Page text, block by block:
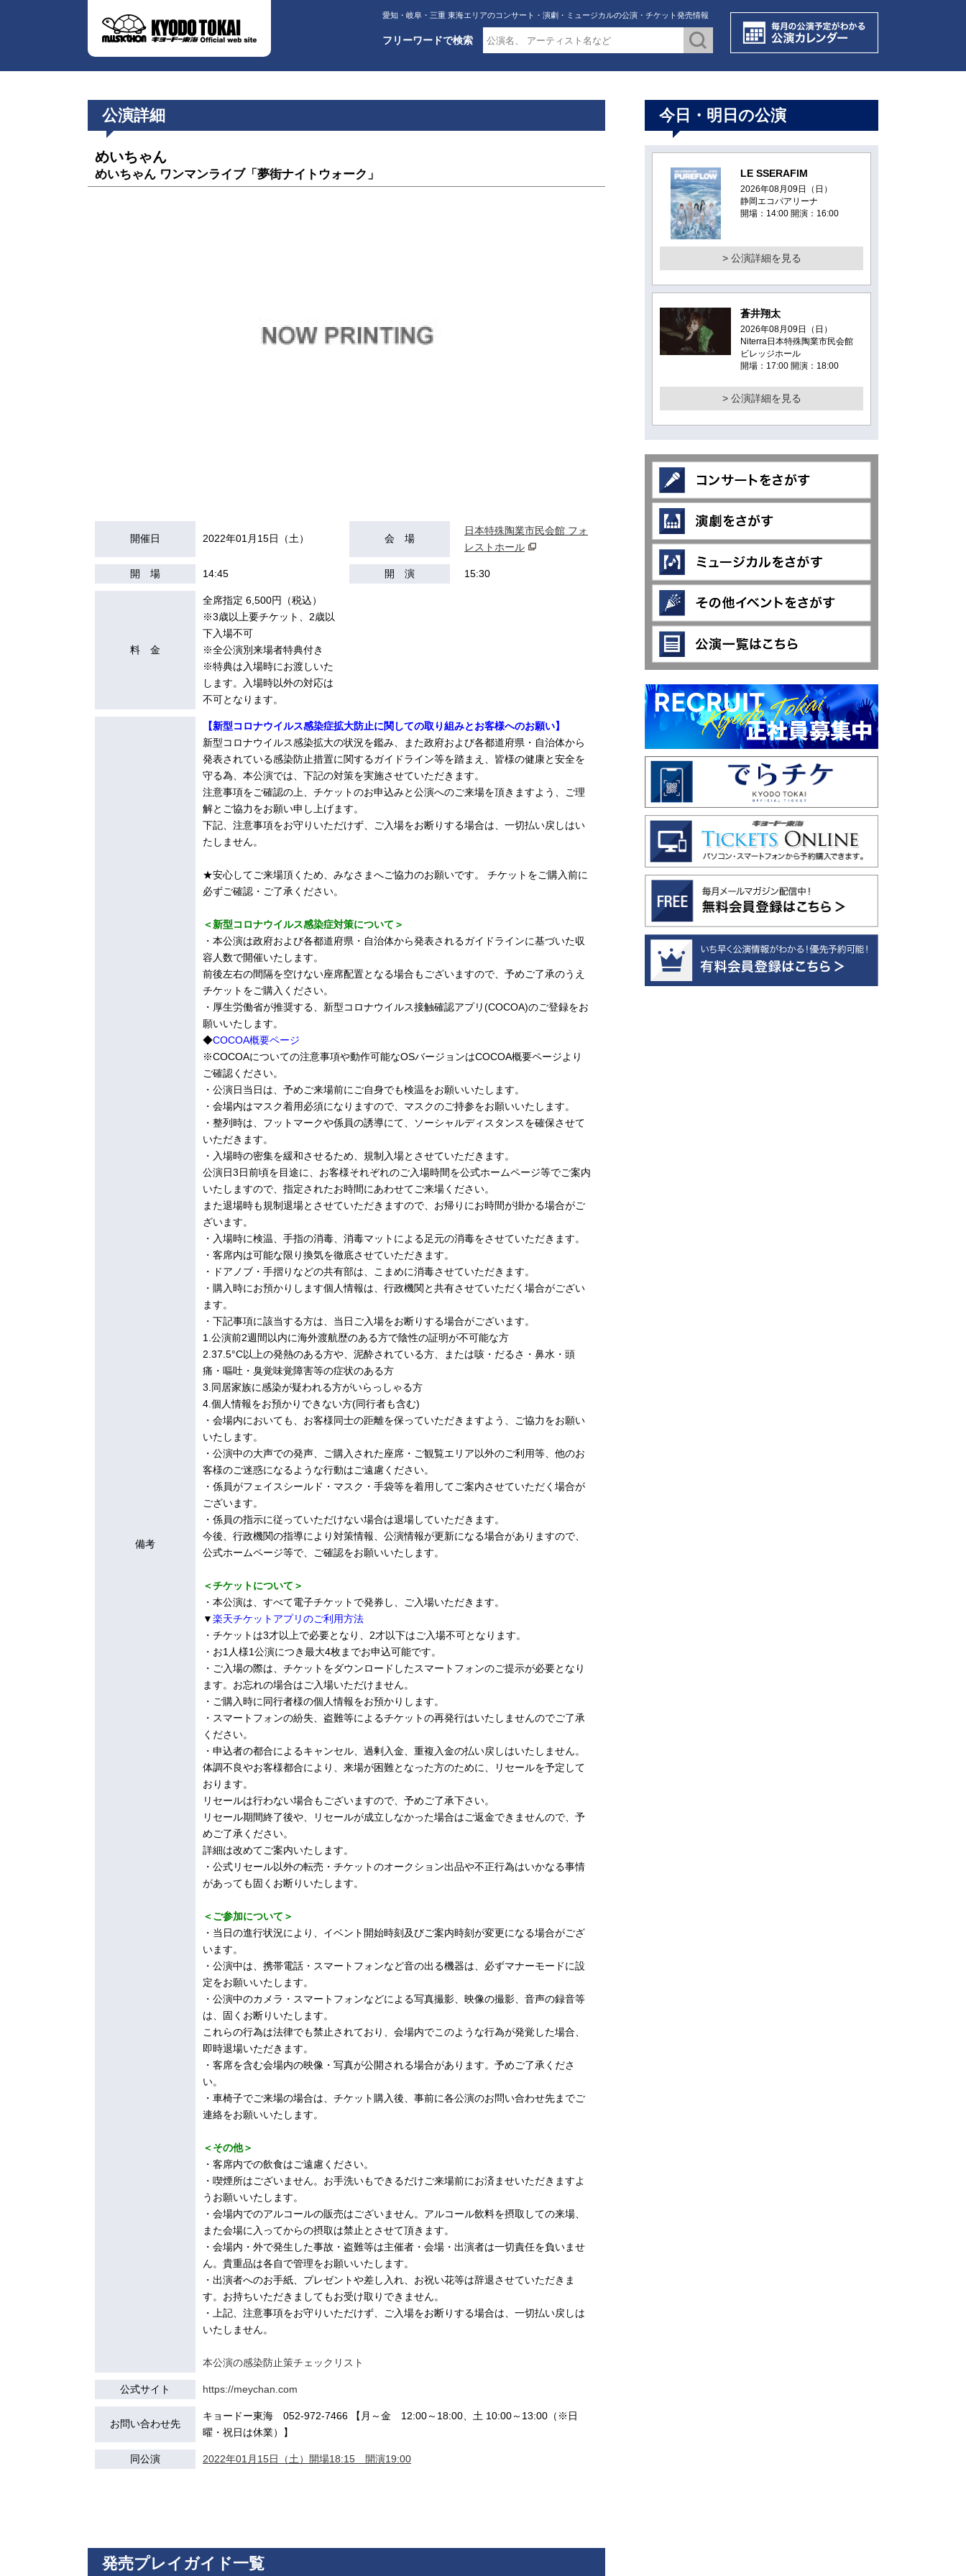
愛知・岐阜・三重 東海エリアのコンサート・演劇・ミュージカルの公演・チケット発売情報
フリーワードで検索
公演詳細
めいちゃん
めいちゃん ワンマンライブ「夢街ナイトウォーク」
開催日 2022年01月15日（土） 会 場
日本特殊陶業市民会館 フォ
レストホール
開 場 14:45 開 演 15:30
料 金
全席指定 6,500円（税込）
※3歳以上要チケット、2歳以
下入場不可
※全公演別来場者特典付き
※特典は入場時にお渡しいた
します。入場時以外の対応は
不可となります。
備考
【新型コロナウイルス感染症拡大防止に関しての取り組みとお客様へのお願い】
新型コロナウイルス感染拡大の状況を鑑み、また政府および各都道府県・自治体から
発表されている感染防止措置に関するガイドライン等を踏まえ、皆様の健康と安全を
守る為、本公演では、下記の対策を実施させていただきます。
注意事項をご確認の上、チケットのお申込みと公演へのご来場を頂きますよう、ご理
解とご協力をお願い申し上げます。
下記、注意事項をお守りいただけず、ご入場をお断りする場合は、一切払い戻しはい
たしません。
★安心してご来場頂くため、みなさまへご協力のお願いです。 チケットをご購入前に
必ずご確認・ご了承ください。
＜新型コロナウイルス感染症対策について＞
・本公演は政府および各都道府県・自治体から発表されるガイドラインに基づいた収
容人数で開催いたします。
前後左右の間隔を空けない座席配置となる場合もございますので、予めご了承のうえ
チケットをご購入ください。
・厚生労働省が推奨する、新型コロナウイルス接触確認アプリ(COCOA)のご登録をお
願いいたします。
◆COCOA概要ページ
※COCOAについての注意事項や動作可能なOSバージョンはCOCOA概要ページより
ご確認ください。
・公演日当日は、予めご来場前にご自身でも検温をお願いいたします。
・会場内はマスク着用必須になりますので、マスクのご持参をお願いいたします。
・整列時は、フットマークや係員の誘導にて、ソーシャルディスタンスを確保させて
いただきます。
・入場時の密集を緩和させるため、規制入場とさせていただきます。
公演日3日前頃を目途に、お客様それぞれのご入場時間を公式ホームページ等でご案内
いたしますので、指定されたお時間にあわせてご来場ください。
また退場時も規制退場とさせていただきますので、お帰りにお時間が掛かる場合がご
ざいます。
・入場時に検温、手指の消毒、消毒マットによる足元の消毒をさせていただきます。
・客席内は可能な限り換気を徹底させていただきます。
・ドアノブ・手摺りなどの共有部は、こまめに消毒させていただきます。
・購入時にお預かりします個人情報は、行政機関と共有させていただく場合がござい
ます。
・下記事項に該当する方は、当日ご入場をお断りする場合がございます。
1.公演前2週間以内に海外渡航歴のある方で陰性の証明が不可能な方
2.37.5°C以上の発熱のある方や、泥酔されている方、または咳・だるさ・鼻水・頭
痛・嘔吐・臭覚味覚障害等の症状のある方
3.同居家族に感染が疑われる方がいらっしゃる方
4.個人情報をお預かりできない方(同行者も含む)
・会場内においても、お客様同士の距離を保っていただきますよう、ご協力をお願い
いたします。
・公演中の大声での発声、ご購入された座席・ご観覧エリア以外のご利用等、他のお
客様のご迷惑になるような行動はご遠慮ください。
・係員がフェイスシールド・マスク・手袋等を着用してご案内させていただく場合が
ございます。
・係員の指示に従っていただけない場合は退場していただきます。
今後、行政機関の指導により対策情報、公演情報が更新になる場合がありますので、
公式ホームページ等で、ご確認をお願いいたします。
＜チケットについて＞
・本公演は、すべて電子チケットで発券し、ご入場いただきます。
▼楽天チケットアプリのご利用方法
・チケットは3才以上で必要となり、2才以下はご入場不可となります。
・お1人様1公演につき最大4枚までお申込可能です。
・ご入場の際は、チケットをダウンロードしたスマートフォンのご提示が必要となり
ます。お忘れの場合はご入場いただけません。
・ご購入時に同行者様の個人情報をお預かりします。
・スマートフォンの紛失、盗難等によるチケットの再発行はいたしませんのでご了承
ください。
・申込者の都合によるキャンセル、過剰入金、重複入金の払い戻しはいたしません。
体調不良やお客様都合により、来場が困難となった方のために、リセールを予定して
おります。
リセールは行わない場合もございますので、予めご了承下さい。
リセール期間終了後や、リセールが成立しなかった場合はご返金できませんので、予
めご了承ください。
詳細は改めてご案内いたします。
・公式リセール以外の転売・チケットのオークション出品や不正行為はいかなる事情
があっても固くお断りいたします。
＜ご参加について＞
・当日の進行状況により、イベント開始時刻及びご案内時刻が変更になる場合がござ
います。
・公演中は、携帯電話・スマートフォンなど音の出る機器は、必ずマナーモードに設
定をお願いいたします。
・公演中のカメラ・スマートフォンなどによる写真撮影、映像の撮影、音声の録音等
は、固くお断りいたします。
これらの行為は法律でも禁止されており、会場内でこのような行為が発覚した場合、
即時退場いただきます。
・客席を含む会場内の映像・写真が公開される場合があります。予めご了承くださ
い。
・車椅子でご来場の場合は、チケット購入後、事前に各公演のお問い合わせ先までご
連絡をお願いいたします。
＜その他＞
・客席内での飲食はご遠慮ください。
・喫煙所はございません。お手洗いもできるだけご来場前にお済ませいただきますよ
うお願いいたします。
・会場内でのアルコールの販売はございません。アルコール飲料を摂取しての来場、
また会場に入ってからの摂取は禁止とさせて頂きます。
・会場内・外で発生した事故・盗難等は主催者・会場・出演者は一切責任を負いませ
ん。貴重品は各自で管理をお願いいたします。
・出演者へのお手紙、プレゼントや差し入れ、お祝い花等は辞退させていただきま
す。お持ちいただきましてもお受け取りできません。
・上記、注意事項をお守りいただけず、ご入場をお断りする場合は、一切払い戻しは
いたしません。
本公演の感染防止策チェックリスト
公式サイト https://meychan.com
お問い合わせ先
キョードー東海 052-972-7466 【月～金 12:00～18:00、土 10:00～13:00（※日
曜・祝日は休業）】
同公演 2022年01月15日（土）開場18:15 開演19:00
発売プレイガイド一覧
今日・明日の公演
LE SSERAFIM
2026年08月09日（日）
静岡エコパアリーナ
開場：14:00 開演：16:00
> 公演詳細を見る
蒼井翔太
2026年08月09日（日）
Niterra日本特殊陶業市民会館
ビレッジホール
開場：17:00 開演：18:00
> 公演詳細を見る